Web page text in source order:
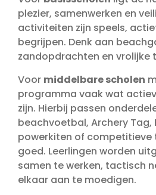
plezier, samenwerken en
activiteiten zijn speels,
begrijpen. Denk aan
zandopdrachten en vrolijke
Voor middelbare scholen
programma vaak wat
zijn. Hierbij passen
beachvoetbal, Archery
powerkiten of competitieve
goed. Leerlingen worden
samen te werken, tactisch
elkaar aan te moedigen.